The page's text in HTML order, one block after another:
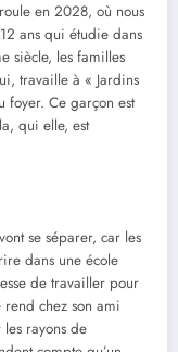
en 2028, où nous
ans qui étudie dans
siècle, les familles
travaille à « Jardins
foyer. Ce garçon est
qui elle, est
se séparer, car les
dans une école
de travailler pour
chez son ami
rayons de